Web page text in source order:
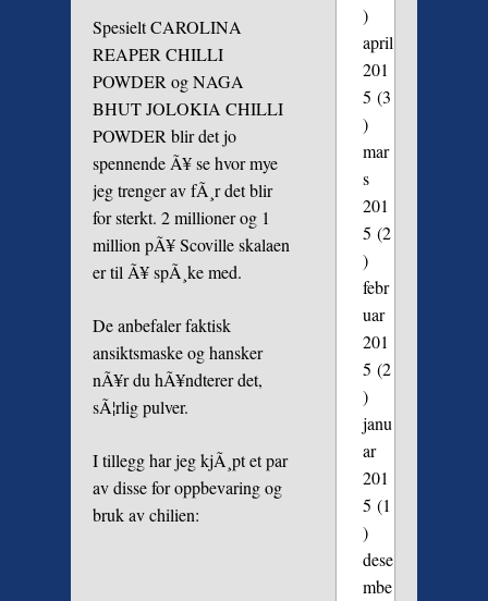
Spesielt CAROLINA
REAPER CHILLI
POWDER og NAGA
BHUT JOLOKIA CHILLI
POWDER blir det jo
spennende Ã¥ se hvor mye
jeg trenger av fÃ¸r det blir
for sterkt. 2 millioner og 1
million pÃ¥ Scoville skalaen
er til Ã¥ spÃ¸ke med.
De anbefaler faktisk
ansiktsmaske og hansker
nÃ¥r du hÃ¥ndterer det,
sÃ¦rlig pulver.
I tillegg har jeg kjÃ¸pt et par
av disse for oppbevaring og
bruk av chilien:
)
april
201
5 (3
)
mar
s
201
5 (2
)
febr
uar
201
5 (2
)
janu
ar
201
5 (1
)
dese
mbe